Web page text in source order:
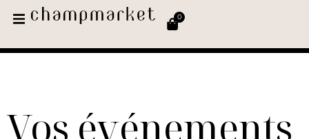
0
Vos événements